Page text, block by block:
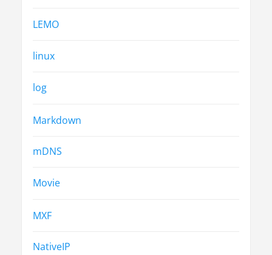
LEMO
linux
log
Markdown
mDNS
Movie
MXF
NativeIP